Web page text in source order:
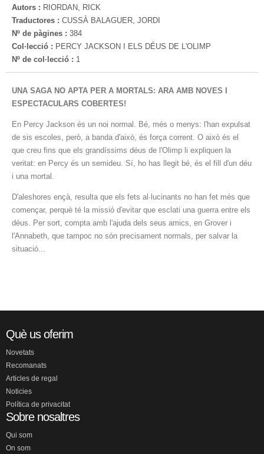
Autors : RIORDAN, RICK
Traductores : CUSSÀ BALAGUER, JORDI
Nº de pàgines : 384
Col·lecció : PERCY JACKSON I ELS DÉUS DE L'OLIMP
Nº de col·lecció : 1
UNA SAGA NO APTA PER A MORTALS: ARA AMB NOVES I
ESPECTACULARS COBERTES!
En Percy Jackson és un noi normal. Bé, més o menys: l'han expulsat
de sis escoles, però, a banda d'això, és força corrent. O això és el
que creu fins que els grandíssims déus de l'Olimp li expliquen la
veritat: en Percy és un semideu. Sí, ho has llegit bé, és el fill d'un déu
i una mortal.
D'aleshores ençà, resulta que els fets al·lucinants no han fet més que
començar, perquè té la missió d'evitar que esclati una guerra entre els
déus. Per sort, compta amb l'ajuda dels seus amics, en Grover i
l'Annabeth, que tampoc no són precisament normals, per salvar la
situació...
Què us oferim
Novetats
Recomanats
Articles de regal
Noticies
Política de privacitat
Sobre nosaltres
Qui som
On som